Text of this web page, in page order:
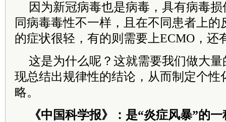
因为新冠病毒也是病毒，具有病毒
同病毒毒性不一样，且在不同患者上的
的症状很轻，有的则需要上ECMO，还
这是为什么呢？这就需要我们做大
现总结出规律性的结论，从而制定个性
略。
《中国科学报》：是“炎症风暴”的